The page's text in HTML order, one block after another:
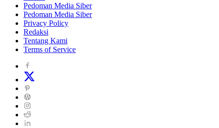
Pedoman Media Siber
Pedoman Media Siber
Privacy Policy
Redaksi
Tentang Kami
Terms of Service